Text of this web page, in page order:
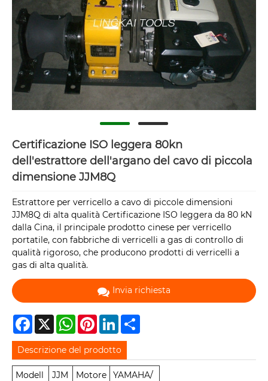
Certificazione ISO leggera 80kn
dell'estrattore dell'argano del cavo di piccola
dimensione JJM8Q
Estrattore per verricello a cavo di piccole dimensioni
JJM8Q di alta qualità Certificazione ISO leggera da 80 kN
dalla Cina, il principale prodotto cinese per verricello
portatile, con fabbriche di verricelli a gas di controllo di
qualità rigoroso, che producono prodotti di verricelli a
gas di alta qualità.
Invia richiesta
Facebook
X WhatsAppPinterestLinkedIn
Descrizione del prodotto
Modell
JJM
Motore
YAMAHA/